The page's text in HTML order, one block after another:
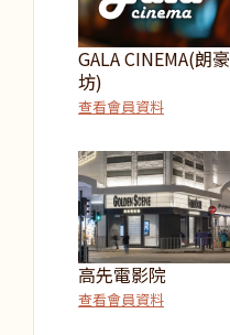
GALA CINEMA(朗豪
坊)
查看會員資料
高先電影院
查看會員資料